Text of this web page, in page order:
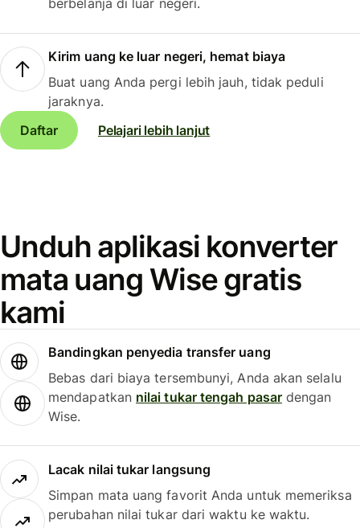
berbelanja di luar negeri.
Kirim uang ke luar negeri, hemat biaya
Buat uang Anda pergi lebih jauh, tidak peduli
jaraknya.
Daftar
Pelajari lebih lanjut
Unduh aplikasi konverter
mata uang Wise gratis
kami
Bandingkan penyedia transfer uang
Bebas dari biaya tersembunyi, Anda akan selalu
mendapatkan nilai tukar tengah pasardengan
Wise.
Lacak nilai tukar langsung
Simpan mata uang favorit Anda untuk memeriksa
perubahan nilai tukar dari waktu ke waktu.